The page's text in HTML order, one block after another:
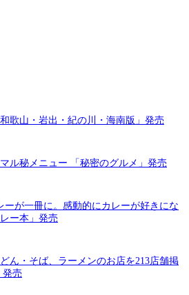
歌山・岩出・紀の川・海南版」発売
ル秘メニュー 「秘密のグルメ」発売
ーが一冊に。感動的にカレーが好きにな
ー本」発売
ん・そば、ラーメンのお店を213店舗掲
発売